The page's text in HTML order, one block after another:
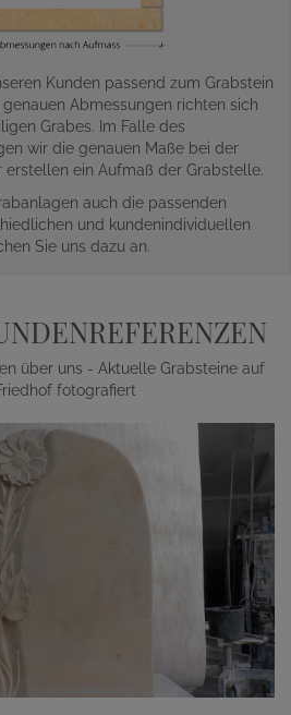
Kunden passend zum Grabstein
Abmessungen richten sich
Grabes. Im Falle des
wir die genauen Maße bei der
ein Aufmaß der Grabstelle.
auch die passenden
und kundenindividuellen
Sie uns dazu an.
über uns - Aktuelle Grabsteine auf
fotografiert